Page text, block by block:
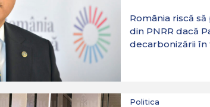
România riscă
din PNRR dacă
decarbonizării în
Politica